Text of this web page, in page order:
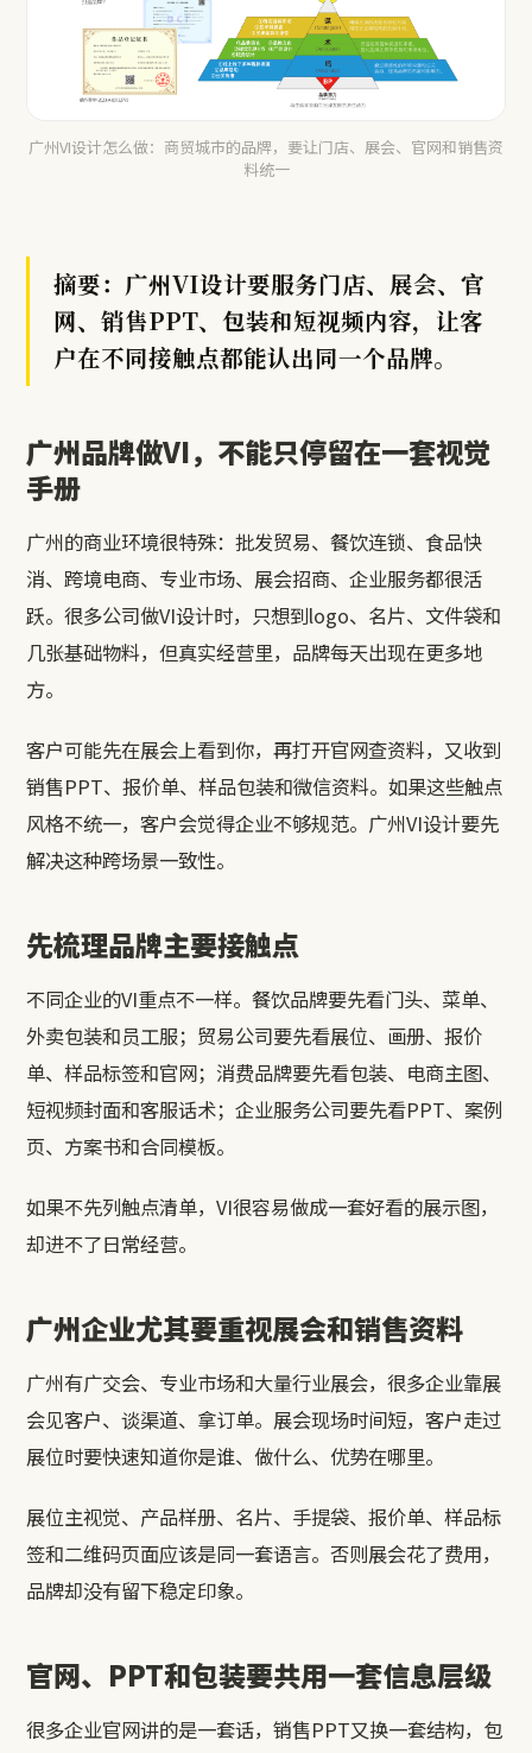
广州VI设计怎么做：商贸城市的品牌，要让门店、展会、官网和销售资
料统一
摘要：广州VI设计要服务门店、展会、官
网、销售PPT、包装和短视频内容，让客
户在不同接触点都能认出同一个品牌。
广州品牌做VI，不能只停留在一套视觉
手册
广州的商业环境很特殊：批发贸易、餐饮连锁、食品快
消、跨境电商、专业市场、展会招商、企业服务都很活
跃。很多公司做VI设计时，只想到logo、名片、文件袋和
几张基础物料，但真实经营里，品牌每天出现在更多地
方。
客户可能先在展会上看到你，再打开官网查资料，又收到
销售PPT、报价单、样品包装和微信资料。如果这些触点
风格不统一，客户会觉得企业不够规范。广州VI设计要先
解决这种跨场景一致性。
先梳理品牌主要接触点
不同企业的VI重点不一样。餐饮品牌要先看门头、菜单、
外卖包装和员工服；贸易公司要先看展位、画册、报价
单、样品标签和官网；消费品牌要先看包装、电商主图、
短视频封面和客服话术；企业服务公司要先看PPT、案例
页、方案书和合同模板。
如果不先列触点清单，VI很容易做成一套好看的展示图，
却进不了日常经营。
广州企业尤其要重视展会和销售资料
广州有广交会、专业市场和大量行业展会，很多企业靠展
会见客户、谈渠道、拿订单。展会现场时间短，客户走过
展位时要快速知道你是谁、做什么、优势在哪里。
展位主视觉、产品样册、名片、手提袋、报价单、样品标
签和二维码页面应该是同一套语言。否则展会花了费用，
品牌却没有留下稳定印象。
官网、PPT和包装要共用一套信息层级
很多企业官网讲的是一套话，销售PPT又换一套结构，包